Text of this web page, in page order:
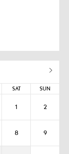
SAT SUN
1 2
8 9